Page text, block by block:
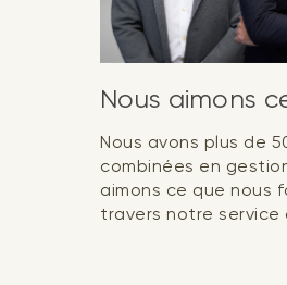
Nous aimons
Nous avons plus de
combinées en
aimons ce que nous
travers notre